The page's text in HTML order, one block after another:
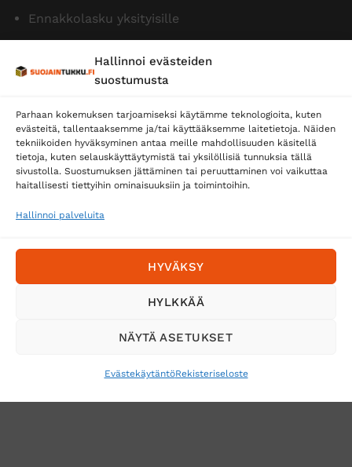
Hallinnoi evästeiden
suostumusta
Parhaan kokemuksen tarjoamiseksi käytämme teknologioita, kuten
evästeitä, tallentaaksemme ja/tai käyttääksemme laitetietoja. Näiden
tekniikoiden hyväksyminen antaa meille mahdollisuuden käsitellä
tietoja, kuten selauskäyttäytymistä tai yksilöllisiä tunnuksia tällä
sivustolla. Suostumuksen jättäminen tai peruuttaminen voi vaikuttaa
haitallisesti tiettyihin ominaisuuksiin ja toimintoihin.
Hallinnoi palveluita
HYVÄKSY
HYLKKÄÄ
NÄYTÄ ASETUKSET
EvästekäytäntöRekisteriseloste
Ennakkolasku yksityisille
Toimitustavat
Posti
Matkahuolto
Tilaa uutiskirje ja saat erikoisalennuksia